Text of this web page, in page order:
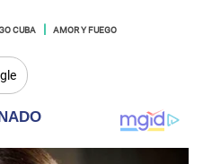
CUBA AMOR Y FUEGO